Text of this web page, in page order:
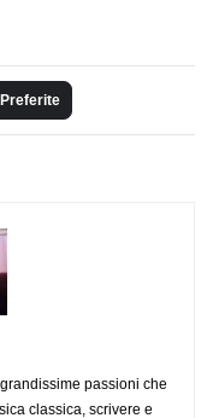
Preferite
passioni che
classica, scrivere e